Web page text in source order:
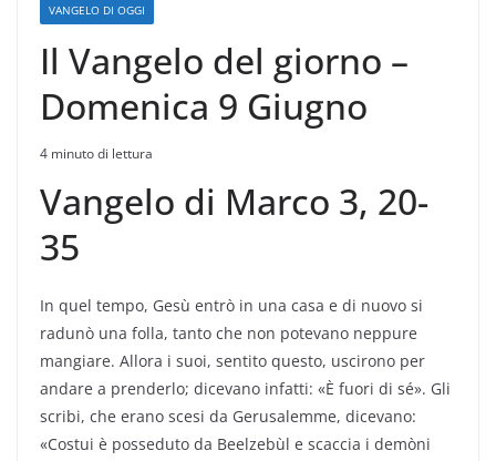
VANGELO DI OGGI
Il Vangelo del giorno –
Domenica 9 Giugno
4 minuto di lettura
Vangelo di Marco 3, 20-
35
In quel tempo, Gesù entrò in una casa e di nuovo si
radunò una folla, tanto che non potevano neppure
mangiare. Allora i suoi, sentito questo, uscirono per
andare a prenderlo; dicevano infatti: «È fuori di sé». Gli
scribi, che erano scesi da Gerusalemme, dicevano:
«Costui è posseduto da Beelzebùl e scaccia i demòni